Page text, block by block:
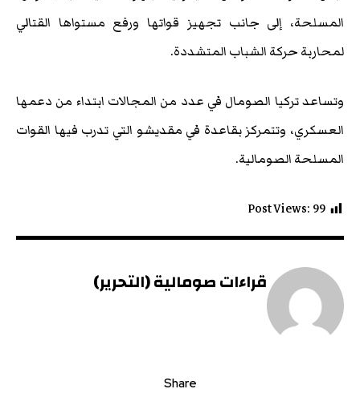
المسلحة، إلى جانب تجهيز قواتها ورفع مستواها القتالي
لمحاربة حركة الشباب المتشددة.
وتساعد تركيا الصومال في عدد من المجالات ابتداء من دعمها
العسكري، وتتمركز بقاعدة في مقديشو التي تدرب فيها القوات
المسلحة الصومالية.
Post Views: 99
قراءات صومالية (التحرير)
Share